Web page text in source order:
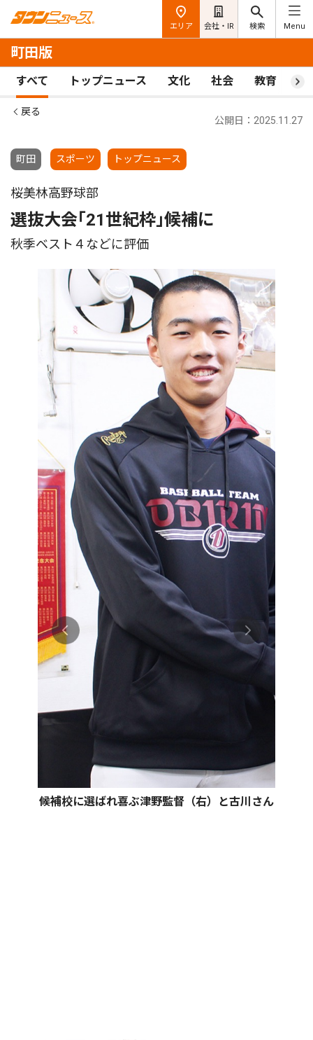
エリア 会社・IR 検索 Menu
町田版
すべて トップニュース 文化 社会 教育 ス
戻る
町田 スポーツ トップニュース
公開日：2025.11.27
桜美林高野球部
選抜大会｢21世紀枠｣候補に
秋季ベスト４などに評価
候補校に選ばれ喜ぶ津野監督（右）と古川さん